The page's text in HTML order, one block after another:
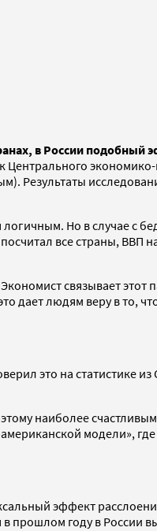
в России подобный
Результаты
логичным. Но в случае с
все страны, ВВП
связывает этот
дает людям веру в то,
это на статистике
наиболее
модели»,
эффект
в прошлом году в России